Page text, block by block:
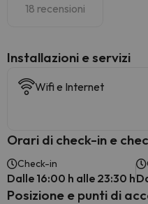
18 recensioni
Installazioni e servizi
Wifi e Internet
Orari di check-in e
Check-in
Dalle 16:00 h alle 23:30 h
Posizione e punti di